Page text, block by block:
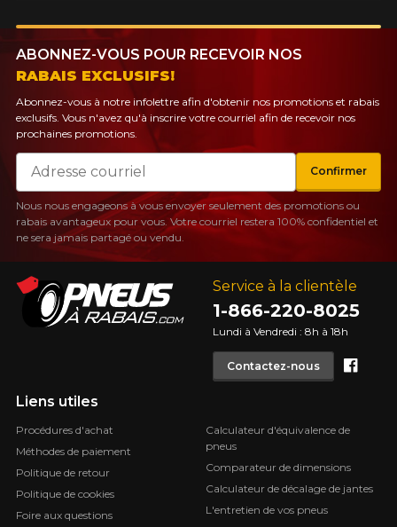
Service à la clientèle
1-866-220-8025
Lundi à Vendredi : 8h à 18h
Contactez-nous
Liens utiles
Procédures d'achat
Méthodes de paiement
Politique de retour
Politique de cookies
Foire aux questions
Calculateur d'équivalence de
pneus
Comparateur de dimensions
Calculateur de décalage de jantes
L'entretien de vos pneus
ABONNEZ-VOUS POUR RECEVOIR NOS
RABAIS EXCLUSIFS!
Abonnez-vous à notre infolettre afin d'obtenir nos promotions et rabais
exclusifs. Vous n'avez qu'à inscrire votre courriel afin de recevoir nos
prochaines promotions.
Courriel
Confirmer
Nous nous engageons à vous envoyer seulement des promotions ou
rabais avantageux pour vous. Votre courriel restera 100% confidentiel et
ne sera jamais partagé ou vendu.